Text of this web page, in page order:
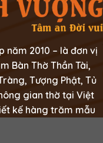
năm 2010 – là đơn vị
Bàn Thờ Thần Tài,
Tượng Phật, Tủ
gian thờ tại Việt
kế hàng trăm mẫu